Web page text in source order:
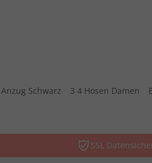
Anzug Schwarz 3 4 Hosen Damen
SSL